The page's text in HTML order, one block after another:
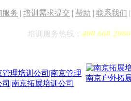
服务 | 培训需求提交 | 帮助 | 联系我们 |
培训服务热线： 400 660 2060